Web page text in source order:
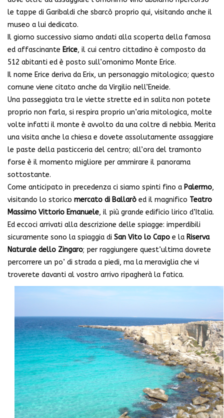
le tappe di Garibaldi che sbarcò proprio qui, visitando anche il
museo a lui dedicato.
Il giorno successivo siamo andati alla scoperta della famosa
ed affascinante Erice, il cui centro cittadino è composto da
512 abitanti ed è posto sull’omonimo Monte Erice.
Il nome Erice deriva da Erix, un personaggio mitologico; questo
comune viene citato anche da Virgilio nell’Eneide.
Una passeggiata tra le viette strette ed in salita non potete
proprio non farla, si respira proprio un’aria mitologica, molte
volte infatti il monte è avvolto da una coltre di nebbia. Merita
una visita anche la chiesa e dovete assolutamente assaggiare
le paste della pasticceria del centro; all’ora del tramonto
forse è il momento migliore per ammirare il panorama
sottostante.
Come anticipato in precedenza ci siamo spinti fino a Palermo,
visitando lo storico mercato di Ballarò ed il magnifico Teatro
Massimo Vittorio Emanuele, il più grande edificio lirico d’Italia.
Ed eccoci arrivati alla descrizione delle spiagge: imperdibili
sicuramente sono la spiaggia di San Vito lo Capo e la Riserva
Naturale dello Zingaro; per raggiungere quest’ultima dovrete
percorrere un po’ di strada a piedi, ma la meraviglia che vi
troverete davanti al vostro arrivo ripagherà la fatica.